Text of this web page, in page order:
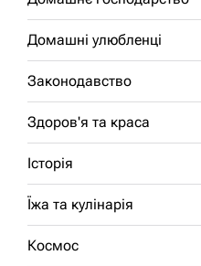
Домашні улюбленці
Законодавство
Здоров'я та краса
Історія
Їжа та кулінарія
Космос